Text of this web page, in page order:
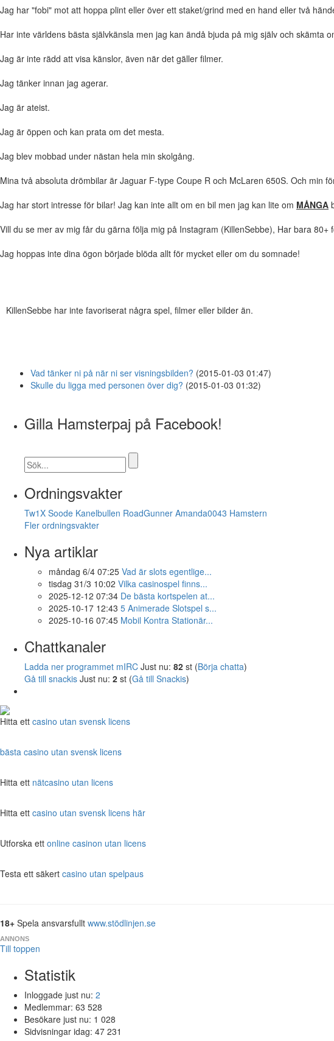
Jag har "fobi" mot att hoppa plint eller över ett staket/grind med en hand eller två
Har inte världens bästa självkänsla men jag kan ändå bjuda på mig själv och skämta
Jag är inte rädd att visa känslor, även när det gäller filmer.
Jag tänker innan jag agerar.
Jag är ateist.
Jag är öppen och kan prata om det mesta.
Jag blev mobbad under nästan hela min skolgång.
Mina två absoluta drömbilar är Jaguar F-type Coupe R och McLaren 650S. Och min
Jag har stort intresse för bilar! Jag kan inte allt om en bil men jag kan lite om MÅNGA
Vill du se mer av mig får du gärna följa mig på Instagram (KillenSebbe), Har bara
Jag hoppas inte dina ögon började blöda allt för mycket eller om du somnade!
KillenSebbe har inte favoriserat några spel, filmer eller bilder än.
Vad tänker ni på när ni ser visningsbilden? (2015-01-03 01:47)
Skulle du ligga med personen över dig? (2015-01-03 01:32)
Gilla Hamsterpaj på Facebook!
Ordningsvakter
Tw1X Soode Kanelbullen RoadGunner Amanda0043 Hamstern
Fler ordningsvakter
Nya artiklar
måndag 6/4 07:25 Vad är slots egentlige...
tisdag 31/3 10:02 Vilka casinospel finns...
2025-12-12 07:34 De bästa kortspelen at...
2025-10-17 12:43 5 Animerade Slotspel s...
2025-10-16 07:45 Mobil Kontra Stationär...
Chattkanaler
Ladda ner programmet mIRC Just nu: 82 st (Börja chatta)
Gå till snackis Just nu: 2 st (Gå till Snackis)
Hitta ett casino utan svensk licens
bästa casino utan svensk licens
Hitta ett nätcasino utan licens
Hitta ett casino utan svensk licens här
Utforska ett online casinon utan licens
Testa ett säkert casino utan spelpaus
18+ Spela ansvarsfullt www.stödlinjen.se
ANNONS
Till toppen
Statistik
Inloggade just nu: 2
Medlemmar: 63 528
Besökare just nu: 1 028
Sidvisningar idag: 47 231